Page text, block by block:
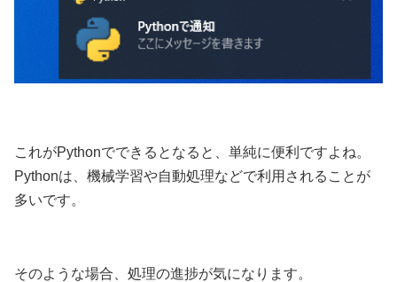
これがPythonでできるとなると、単純に便利ですよね。
Pythonは、機械学習や自動処理などで利用されることが
多いです。
そのような場合、処理の進捗が気になります。